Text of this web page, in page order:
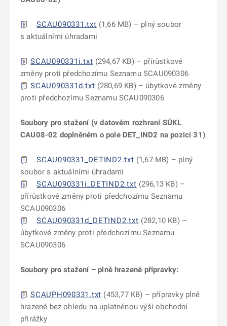
SCAU090331.txt (1,66 MB) – plný soubor
s aktuálními úhradami
SCAU090331i.txt (294,67 KB) – přírůstkové
změny proti předchozímu Seznamu SCAU090306
SCAU090331d.txt (280,69 KB) – úbytkové změny
proti předchozímu Seznamu SCAU090306
Soubory pro stažení (v datovém rozhraní SÚKL
CAU08-02 doplněném o pole DET_IND2 na pozici 31)
SCAU090331_DETIND2.txt (1,67 MB) – plný
soubor s aktuálními úhradami
SCAU090331i_DETIND2.txt (296,13 KB) –
přírůstkové změny proti předchozímu Seznamu
SCAU090306
SCAU090331d_DETIND2.txt (282,10 KB) –
úbytkové změny proti předchozímu Seznamu
SCAU090306
Soubory pro stažení – plně hrazené přípravky:
SCAUPH090331.txt (453,77 KB) – přípravky plně
hrazené bez ohledu na uplatněnou výši obchodní
přirážky